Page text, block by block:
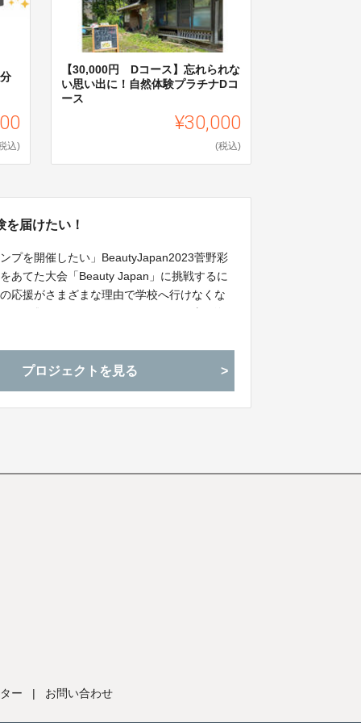
込)
【30,000円 Dコース】忘れられな
い思い出に！自然体験プラチナDコ
ース
¥30,000
(税込)
届けたい！
プを開催したい」BeautyJapan2023菅野彩
あてた大会「Beauty Japan」に挑戦するに
応援がさまざまな理由で学校へ行けなくな
ちを救います！そのリターンとして山や海
プロジェクトを見る
ー | お問い合わせ